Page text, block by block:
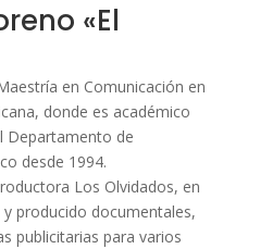
«El
en Comunicación en
donde es académico
Departamento de
desde 1994.
Los Olvidados, en
producido documentales,
publicitarias para varios